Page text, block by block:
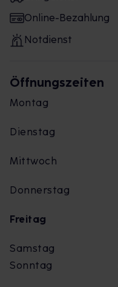
Online-Bezahlung
Notdienst
Öffnungszeiten
Montag
Dienstag
Mittwoch
Donnerstag
Freitag
Samstag
Sonntag